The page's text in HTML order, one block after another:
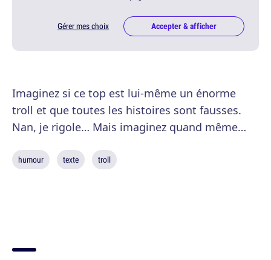
Gérer mes choix Accepter & afficher
Imaginez si ce top est lui-même un énorme
troll et que toutes les histoires sont fausses.
Nan, je rigole… Mais imaginez quand même…
humour texte troll